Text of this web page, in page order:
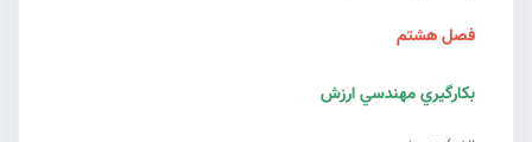
فصل هشتم
بكارگيري مهندسي ارزش